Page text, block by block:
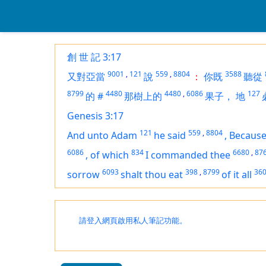
創 世 記 3:17
又對亞當 9001 , 121 說 559 ,8804 ： 你既 3588聽從
8799 的 # 4480那樹上的 4480 ,6086果子， 地 127
Genesis 3:17
And unto Adam 121 he said 559 ,8804 ,
6086 , of which 834I commanded thee 6680 ,
sorrow 6093shalt thou eat 398 ,8799of it all
請登入網頁啟用私人筆記功能。